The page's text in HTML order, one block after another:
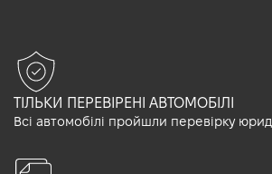
ТІЛЬКИ ПЕРЕВІРЕНІ АВТОМОБІЛІ
Всі автомобілі пройшли перевірку